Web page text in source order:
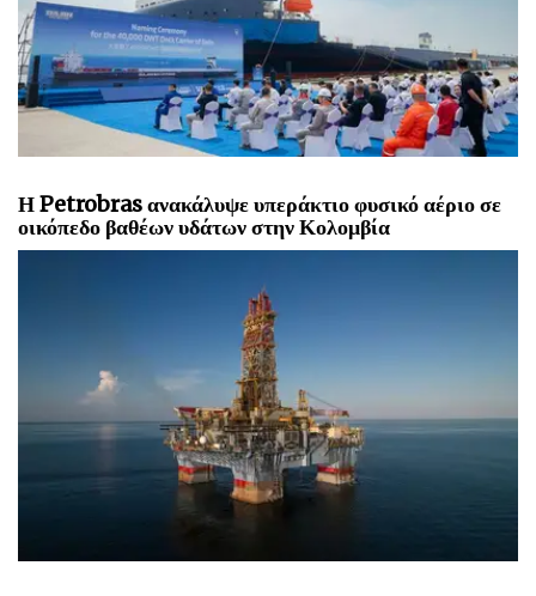
Η Petrobras ανακάλυψε υπεράκτιο φυσικό αέριο σε
οικόπεδο βαθέων υδάτων στην Κολομβία